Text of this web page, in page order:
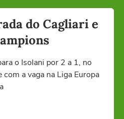
do Cagliari e
o Isolani por 2 a 1, no
com a vaga na Liga Europa